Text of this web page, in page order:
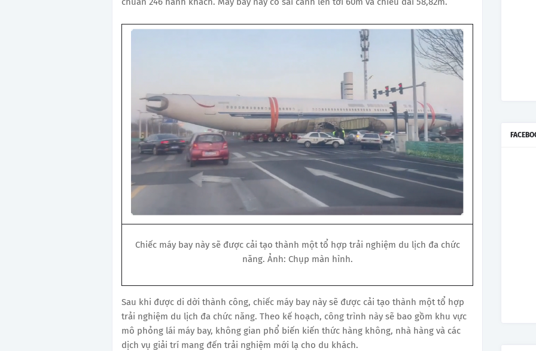
Chiếc máy bay này sẽ được cải tạo thành một tổ hợp trải nghiệm du lịch đa chức
năng. Ảnh: Chụp màn hình.
Sau khi được di dời thành công, chiếc máy bay này sẽ được cải tạo thành một tổ hợp
trải nghiệm du lịch đa chức năng. Theo kế hoạch, công trình này sẽ bao gồm khu vực
mô phỏng lái máy bay, không gian phổ biến kiến thức hàng không, nhà hàng và các
dịch vụ giải trí mang đến trải nghiệm mới lạ cho du khách.